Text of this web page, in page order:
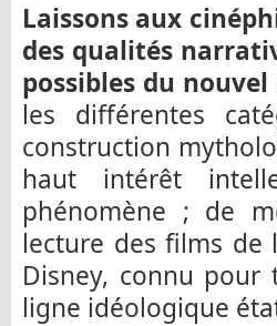
Laissons aux
des qualités
possibles du nouvel
les différentes
construction
haut intérêt
phénomène ; de
lecture des films
Disney, connu pour
ligne idéologique